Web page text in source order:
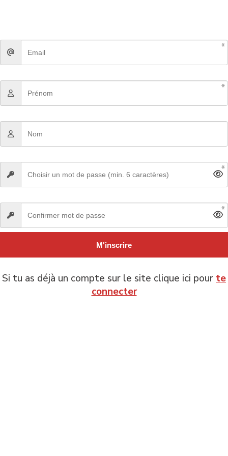
M'inscrire
Si tu as déjà un compte sur le site clique ici pour te
connecter